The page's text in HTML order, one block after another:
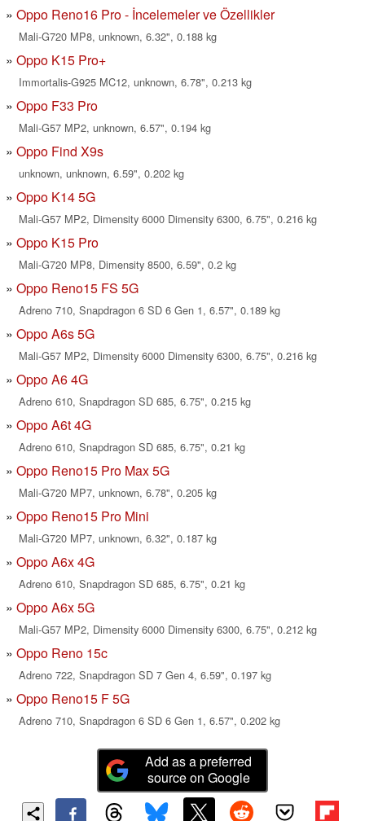
Oppo Reno16 Pro - İncelemeler ve Özellikler
Mali-G720 MP8, unknown, 6.32", 0.188 kg
Oppo K15 Pro+
Immortalis-G925 MC12, unknown, 6.78", 0.213 kg
Oppo F33 Pro
Mali-G57 MP2, unknown, 6.57", 0.194 kg
Oppo Find X9s
unknown, unknown, 6.59", 0.202 kg
Oppo K14 5G
Mali-G57 MP2, Dimensity 6000 Dimensity 6300, 6.75", 0.216 kg
Oppo K15 Pro
Mali-G720 MP8, Dimensity 8500, 6.59", 0.2 kg
Oppo Reno15 FS 5G
Adreno 710, Snapdragon 6 SD 6 Gen 1, 6.57", 0.189 kg
Oppo A6s 5G
Mali-G57 MP2, Dimensity 6000 Dimensity 6300, 6.75", 0.216 kg
Oppo A6 4G
Adreno 610, Snapdragon SD 685, 6.75", 0.215 kg
Oppo A6t 4G
Adreno 610, Snapdragon SD 685, 6.75", 0.21 kg
Oppo Reno15 Pro Max 5G
Mali-G720 MP7, unknown, 6.78", 0.205 kg
Oppo Reno15 Pro Mini
Mali-G720 MP7, unknown, 6.32", 0.187 kg
Oppo A6x 4G
Adreno 610, Snapdragon SD 685, 6.75", 0.21 kg
Oppo A6x 5G
Mali-G57 MP2, Dimensity 6000 Dimensity 6300, 6.75", 0.212 kg
Oppo Reno 15c
Adreno 722, Snapdragon SD 7 Gen 4, 6.59", 0.197 kg
Oppo Reno15 F 5G
Adreno 710, Snapdragon 6 SD 6 Gen 1, 6.57", 0.202 kg
Add as a preferred
source on Google